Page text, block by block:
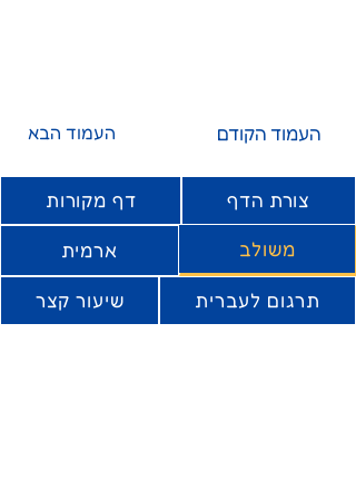
העמוד הבא העמוד הקודם
צורת הדף דף מקורות
משולב ארמית
תרגום לעברית שיעור קצר